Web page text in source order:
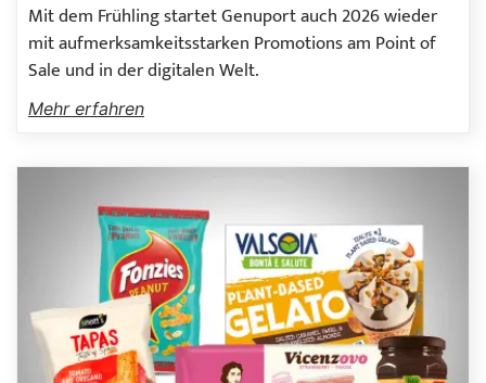
Mit dem Frühling startet Genuport auch 2026 wieder
mit aufmerksamkeitsstarken Promotions am Point of
Sale und in der digitalen Welt.
Mehr erfahren